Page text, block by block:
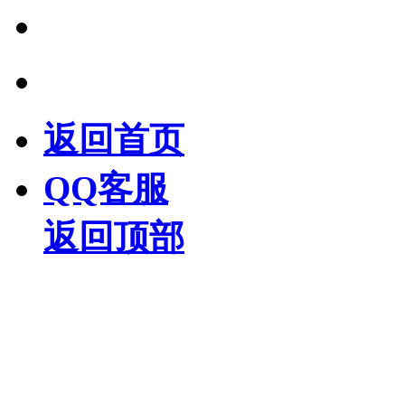
返回首页
QQ客服
返回顶部